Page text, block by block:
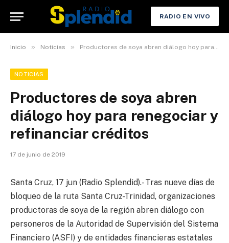
RADIO EN VIVO
Inicio » Noticias » Productores de soya abren diálogo hoy para renegociar y refinanciar créditos
NOTICIAS
Productores de soya abren
diálogo hoy para renegociar y
refinanciar créditos
17 de junio de 2019
Santa Cruz, 17 jun (Radio Splendid).- Tras nueve días de
bloqueo de la ruta Santa Cruz-Trinidad, organizaciones
productoras de soya de la región abren diálogo con
personeros de la Autoridad de Supervisión del Sistema
Financiero (ASFI) y de entidades financieras estatales